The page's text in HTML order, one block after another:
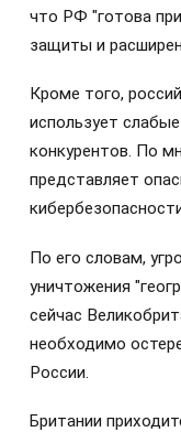
что РФ "готова
защиты и
Кроме того,
использует
конкурентов. По
представляет
По его словам,
уничтожения
сейчас
необходимо
России.
Британии